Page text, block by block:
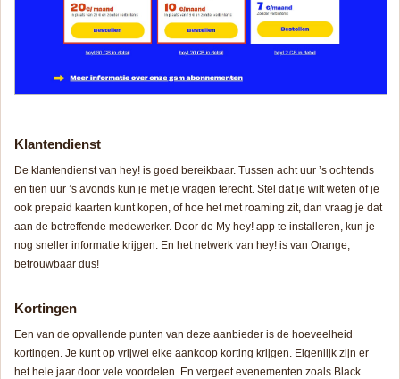
Klantendienst
De klantendienst van hey! is goed bereikbaar. Tussen acht uur ’s ochtends
en tien uur ’s avonds kun je met je vragen terecht. Stel dat je wilt weten of je
ook prepaid kaarten kunt kopen, of hoe het met roaming zit, dan vraag je dat
aan de betreffende medewerker. Door de My hey! app te installeren, kun je
nog sneller informatie krijgen. En het netwerk van hey! is van Orange,
betrouwbaar dus!
Kortingen
Een van de opvallende punten van deze aanbieder is de hoeveelheid
kortingen. Je kunt op vrijwel elke aankoop korting krijgen. Eigenlijk zijn er
het hele jaar door vele voordelen. En vergeet evenementen zoals Black